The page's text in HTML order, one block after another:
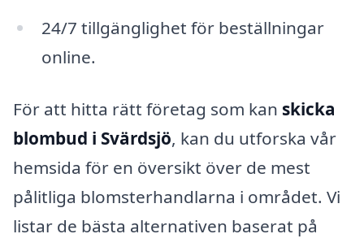
24/7 tillgänglighet för beställningar
online.
För att hitta rätt företag som kan skicka
blombud i Svärdsjö, kan du utforska vår
hemsida för en översikt över de mest
pålitliga blomsterhandlarna i området. Vi
listar de bästa alternativen baserat på